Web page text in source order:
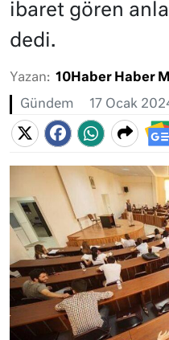
ibaret gören
dedi.
Yazan: 10Haber Haber
Gündem 17 Ocak